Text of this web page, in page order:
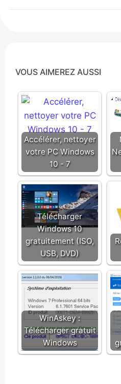
VOUS AIMEREZ AUSSI
Accélérer, nettoyer
votre PC Windows
10 - 7
Télécharger
Windows 10
gratuitement (ISO,
USB, DVD)
WinAskey :
Télécharger gratuit
Windows